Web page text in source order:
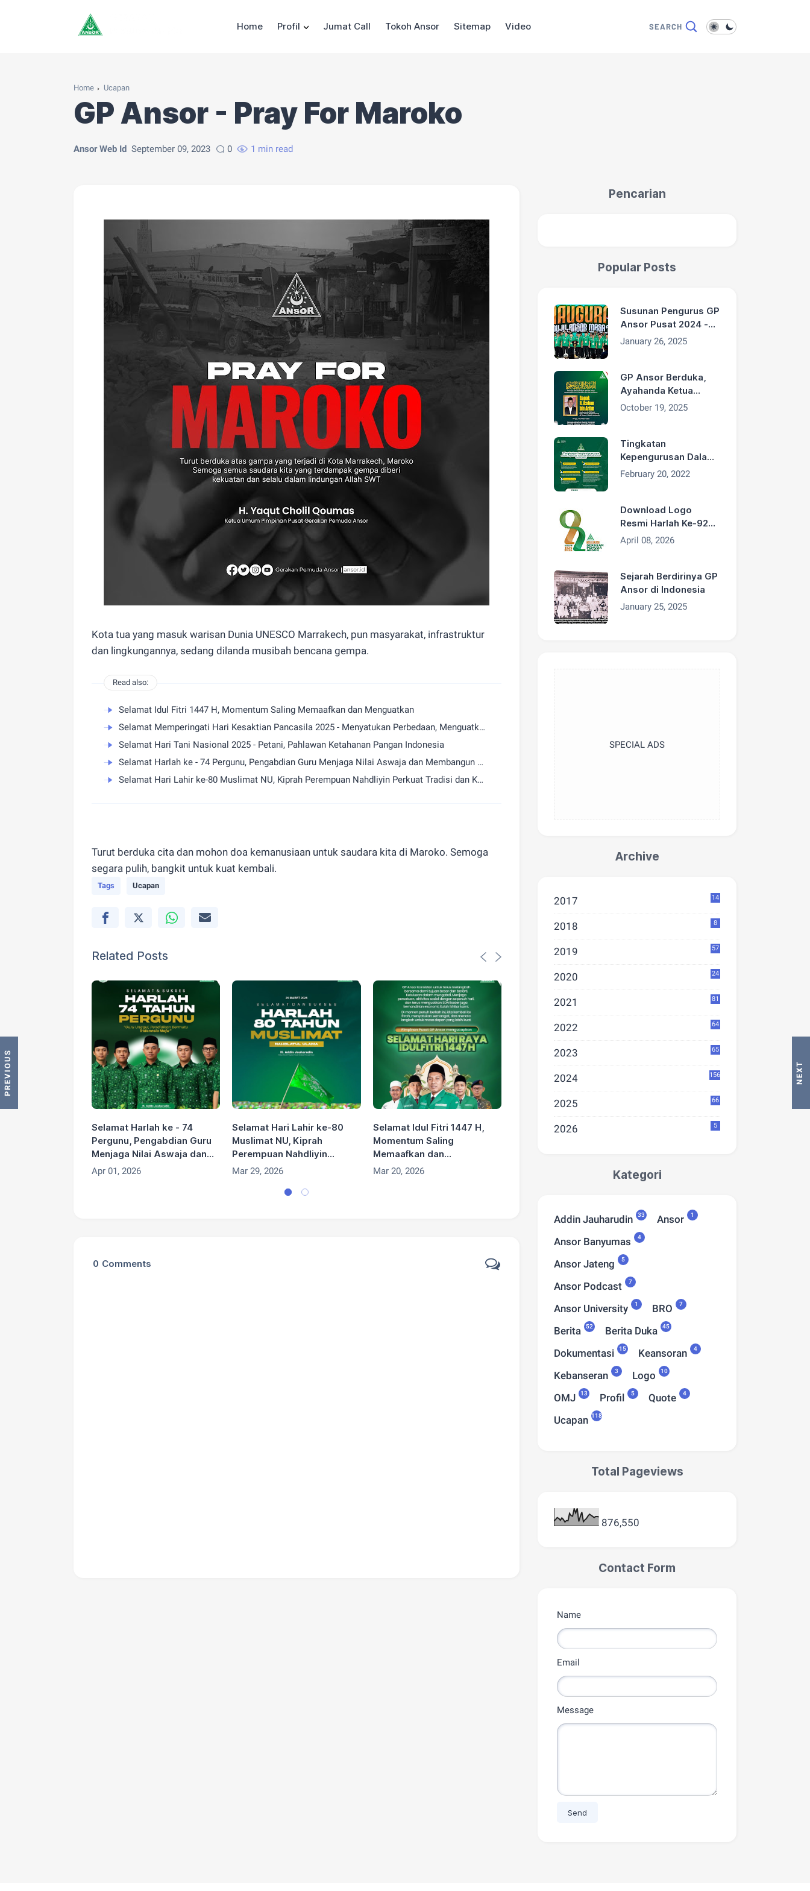
Home Profil Jumat Call Tokoh Ansor Sitemap Video
Home Ucapan
GP Ansor - Pray For Maroko
Ansor Web Id September 09, 2023 0 1 min read
Kota tua yang masuk warisan Dunia UNESCO Marrakech, pun masyarakat, infrastruktur
dan lingkungannya, sedang dilanda musibah bencana gempa.
Read also:
Selamat Idul Fitri 1447 H, Momentum Saling Memaafkan dan Menguatkan
Selamat Memperingati Hari Kesaktian Pancasila 2025 - Menyatukan Perbedaan, Menguatkan Bangsa
Selamat Hari Tani Nasional 2025 - Petani, Pahlawan Ketahanan Pangan Indonesia
Selamat Harlah ke - 74 Pergunu, Pengabdian Guru Menjaga Nilai Aswaja dan Membangun Generasi Unggul
Selamat Hari Lahir ke-80 Muslimat NU, Kiprah Perempuan Nahdliyin Perkuat Tradisi dan Kemandirian Bangsa
Turut berduka cita dan mohon doa kemanusiaan untuk saudara kita di Maroko. Semoga
segara pulih, bangkit untuk kuat kembali.
Tags Ucapan
Related Posts
Selamat Harlah ke - 74
Pergunu, Pengabdian Guru
Menjaga Nilai Aswaja dan
Membangun Generasi
Apr 01, 2026
Selamat Hari Lahir ke-80
Muslimat NU, Kiprah
Perempuan Nahdliyin
Perkuat Tradisi dan
Mar 29, 2026
Selamat Idul Fitri 1447 H,
Momentum Saling
Memaafkan dan
Menguatkan
Mar 20, 2026
Selamat Memperingati Hari
Selamat Hari Tani Nasional
Indonesia
Sept 24, 2025
0 Comments
Pencarian
Popular Posts
Susunan Pengurus GP
Ansor Pusat 2024 -
2029
January 26, 2025
GP Ansor Berduka,
Ayahanda Ketua
Umum H. Addin
Wafat
October 19, 2025
Tingkatan
Kepengurusan Dalam
Organisasi GP Ansor
February 20, 2022
Download Logo
Resmi Harlah Ke-92
GP Ansor Tahun 2026
April 08, 2026
Sejarah Berdirinya GP
Ansor di Indonesia
January 25, 2025
SPECIAL ADS
Archive
2017 14
2018 8
2019 57
2020 24
2021 81
2022 64
2023 65
2024 156
2025 66
2026 5
Kategori
Addin Jauharudin 33 Ansor 1
Ansor Banyumas 4
Ansor Jateng 5
Ansor Podcast 7
Ansor University 1 BRO 7
Berita 52 Berita Duka 45
Dokumentasi 15 Keansoran 4
Kebanseran 3 Logo 10
OMJ 13 Profil 5 Quote 4
Ucapan 118
Total Pageviews
876,550
Contact Form
Name
Email
Message